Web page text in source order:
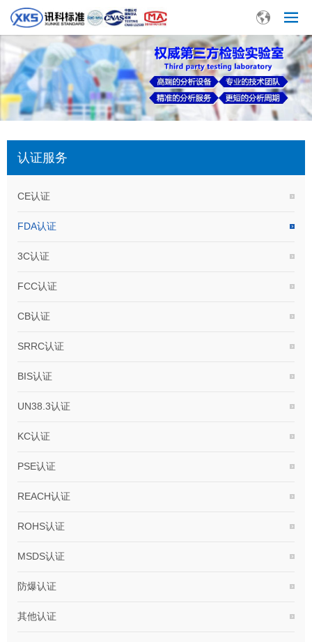
认证服务
CE认证
FDA认证
3C认证
FCC认证
CB认证
SRRC认证
BIS认证
UN38.3认证
KC认证
PSE认证
REACH认证
ROHS认证
MSDS认证
防爆认证
其他认证